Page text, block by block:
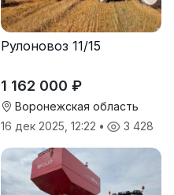
Рулоновоз 11/15
1 162 000 ₽
Воронежская область
16 дек 2025, 12:22 • 3 428